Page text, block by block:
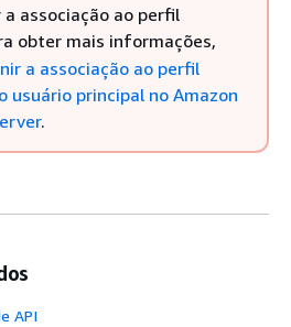
associação ao perfil
obter mais informações,
a associação ao perfil
usuário principal no Amazon
.
API